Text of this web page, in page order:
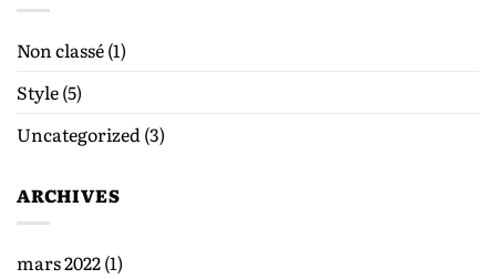
Non classé(1)
Style(5)
Uncategorized(3)
ARCHIVES
mars 2022(1)